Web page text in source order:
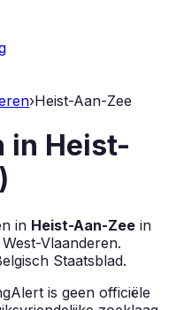
›Heist-Aan-Zee
in Heist-
)
in Heist-Aan-Zee in
West-Vlaanderen.
Staatsblad.
is geen officiële